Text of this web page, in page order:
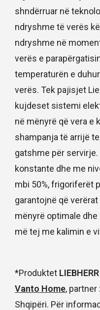
shndërruar në
ndryshme të verës
ndryshme në
verës e
temperaturën e
verës. Tek pajisjet
kujdeset sistemi
në mënyrë që vera e
shampanja të arrijë
gatshme për
konstante dhe me
mbi 50%, frigoriferët
garantojnë që
mënyrë optimale
më tej me kalimin e
*Produktet LIEBHERR
Vanto Home,
Shqipëri. Për